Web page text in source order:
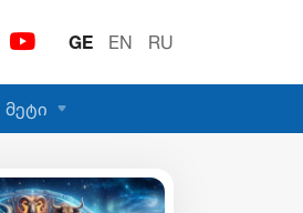
GE EN RU
მეტი